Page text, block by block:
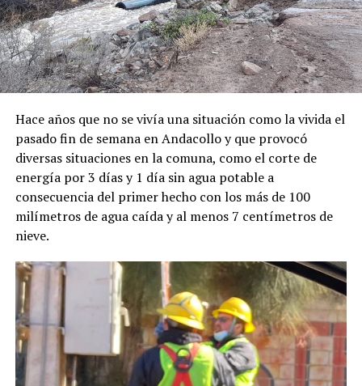
Hace años que no se vivía una situación como la vivida el
pasado fin de semana en Andacollo y que provocó
diversas situaciones en la comuna, como el corte de
energía por 3 días y 1 día sin agua potable a
consecuencia del primer hecho con los más de 100
milímetros de agua caída y al menos 7 centímetros de
nieve.